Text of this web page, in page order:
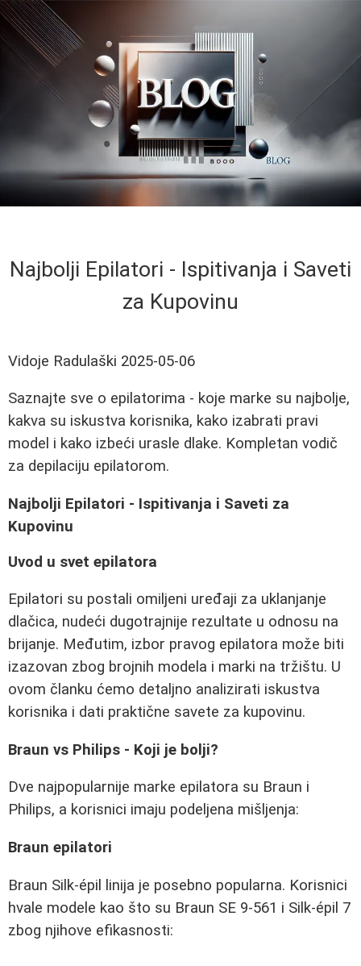
Najbolji Epilatori - Ispitivanja i Saveti
za Kupovinu
Vidoje Radulaški 2025-05-06
Saznajte sve o epilatorima - koje marke su najbolje,
kakva su iskustva korisnika, kako izabrati pravi
model i kako izbeći urasle dlake. Kompletan vodič
za depilaciju epilatorom.
Najbolji Epilatori - Ispitivanja i Saveti za
Kupovinu
Uvod u svet epilatora
Epilatori su postali omiljeni uređaji za uklanjanje
dlačica, nudeći dugotrajnije rezultate u odnosu na
brijanje. Međutim, izbor pravog epilatora može biti
izazovan zbog brojnih modela i marki na tržištu. U
ovom članku ćemo detaljno analizirati iskustva
korisnika i dati praktične savete za kupovinu.
Braun vs Philips - Koji je bolji?
Dve najpopularnije marke epilatora su Braun i
Philips, a korisnici imaju podeljena mišljenja:
Braun epilatori
Braun Silk-épil linija je posebno popularna. Korisnici
hvale modele kao što su Braun SE 9-561 i Silk-épil 7
zbog njihove efikasnosti: